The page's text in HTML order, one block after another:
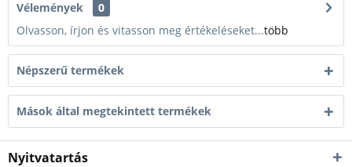
19000 Ft Nincs raktáron
Vélemények
0
Olvasson, írjon és vitasson meg értékeléseket...több
Népszerű termékek
Mások által megtekintett termékek
Nyitvatartás